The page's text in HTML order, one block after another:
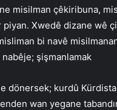
misilman çêkiribuna,
piyan. Xwedê dizane wê
bi navê
şişmanlamak
dönersek; kurdû
wan yegane